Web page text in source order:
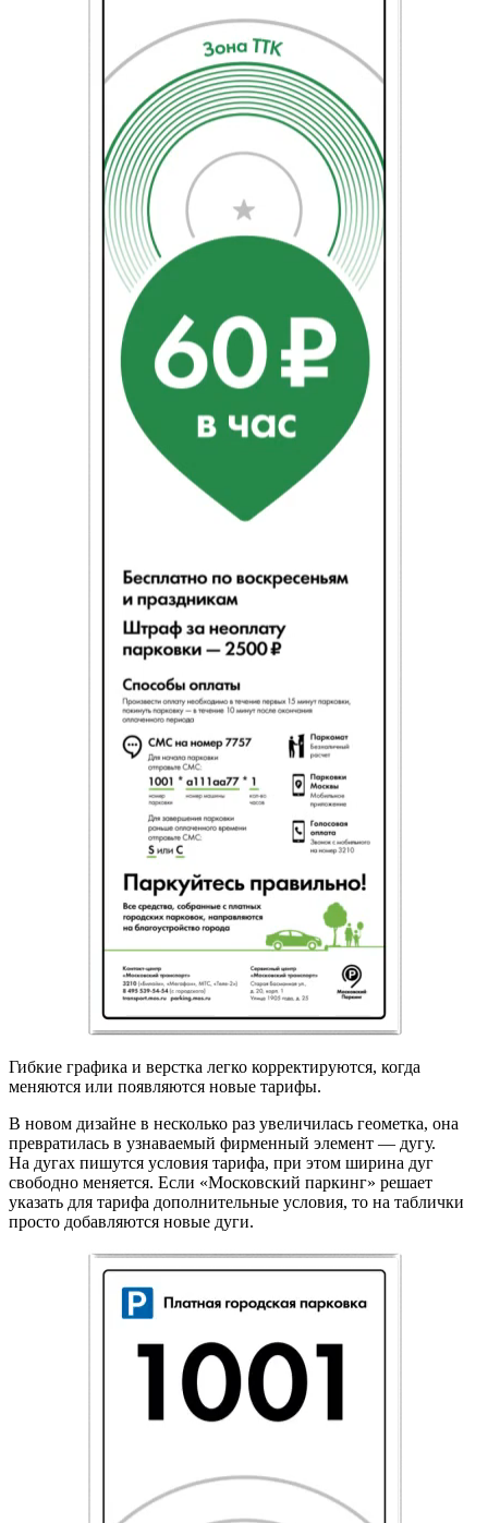
Гибкие графика и верстка легко корректируются, когда
меняются или появляются новые тарифы.
В новом дизайне в несколько раз увеличилась геометка, она
превратилась в узнаваемый фирменный элемент — дугу.
На дугах пишутся условия тарифа, при этом ширина дуг
свободно меняется. Если «Московский паркинг» решает
указать для тарифа дополнительные условия, то на таблички
просто добавляются новые дуги.